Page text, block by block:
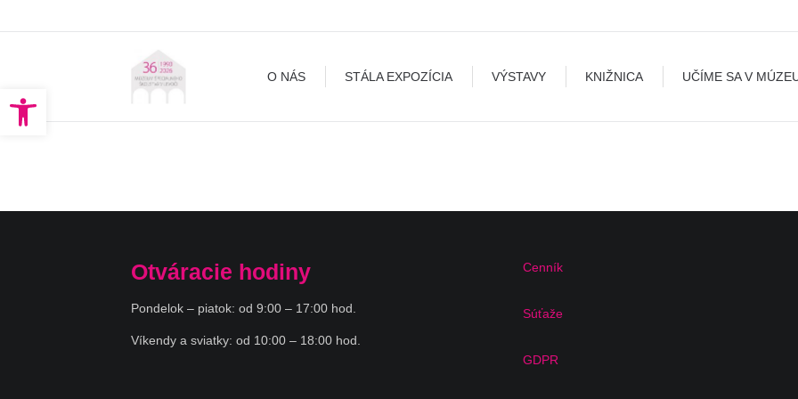
Open toolbar
O NÁS STÁLA EXPOZÍCIA VÝSTAVY KNIŽNICA UČÍME SA V
Otváracie hodiny
Pondelok – piatok: od 9:00 – 17:00 hod.
Víkendy a sviatky: od 10:00 – 18:00 hod.
Cenník
Súťaže
GDPR
O NÁS STÁLA EXPOZÍCIA VÝSTAVY KNIŽNICA UČÍME SA V MÚZEU